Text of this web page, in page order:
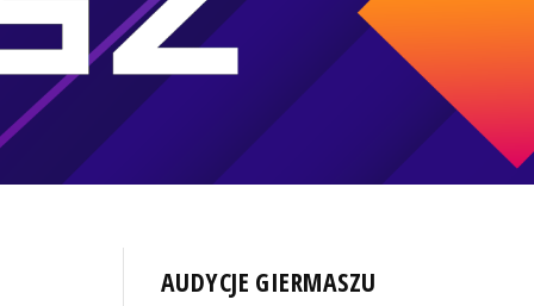
AUDYCJE GIERMASZU